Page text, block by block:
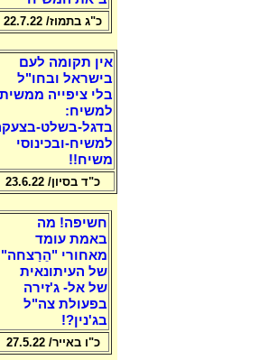
כ"ג בתמוז/ 22.7.22
אין תקומה לעם
בישראל ובחו"ל
בלי ציפייה ממשית
למשיח:
בדגל-בשלט-
למשיח-ובכינוסי
משיח!!
כ"ד בסיון/ 23.6.22
חשיפה! מה
באמת עומד
מאחורי "הֵרַצחה"
של העיתונאית
של אל- ג'זירה
בפעולת צה"ל
בג'נין?!
כ"ו באייר/ 27.5.22